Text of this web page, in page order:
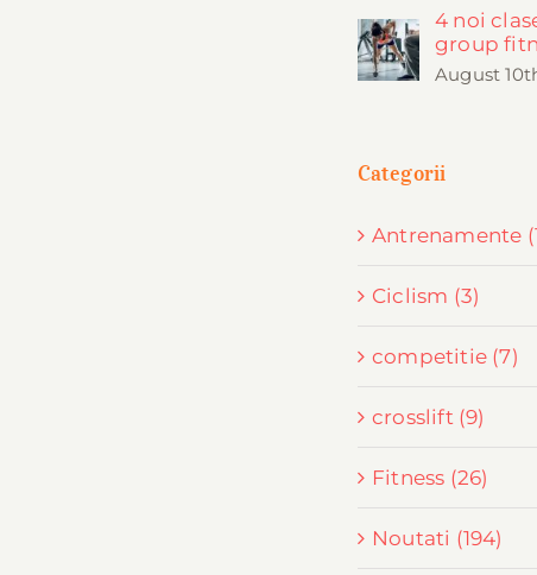
4 noi
group
August
Categorii
Antrenamente
Ciclism (3)
competitie (7)
crosslift (9)
Fitness (26)
Noutati (194)